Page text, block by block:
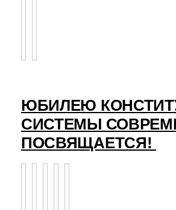
ЮБИЛЕЮ
СИСТЕМЫ
ПОСВЯЩАЕТСЯ!